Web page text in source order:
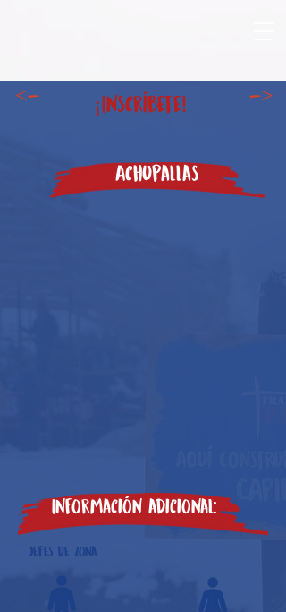
->
<- ¡Inscríbete!
Achupallas
Jefes de zona
Información adicional: